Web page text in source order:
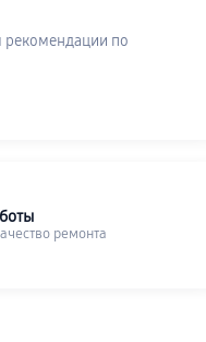
рекомендации по
ремонта